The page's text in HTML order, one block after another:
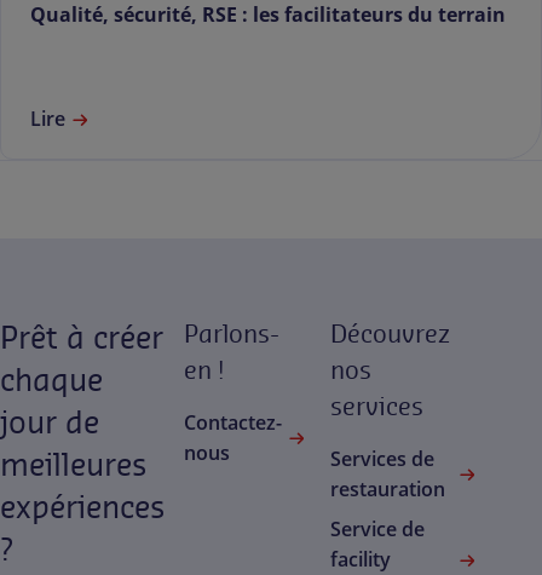
Qualité, sécurité, RSE : les facilitateurs du terrain
Lire
Prêt à créer
chaque
jour de
meilleures
expériences
?
Parlons-
en !
Contactez-
nous
Découvrez
nos
services
Services de
restauration
Service de
facility